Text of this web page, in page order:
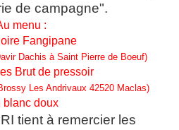
de campagne".
menu :
Fangipane
Dachis à Saint Pierre de Boeuf)
Brut de pressoir
Les Andrivaux 42520 Maclas)
blanc doux
tient à remercier les